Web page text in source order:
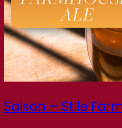
Saison – Stile